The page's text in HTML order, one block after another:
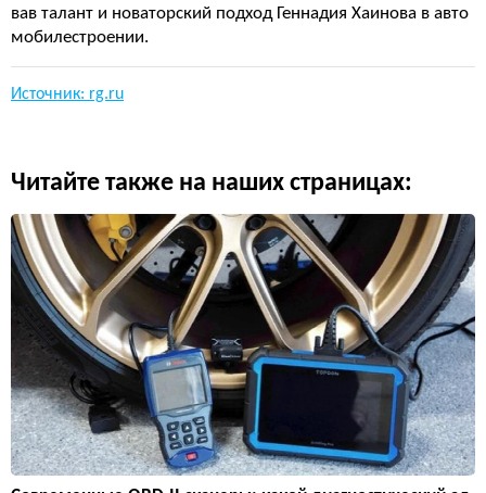
вав талант и новаторский подход Геннадия Хаинова в авто
мобилестроении.
Источник: rg.ru
Читайте также на наших страницах: